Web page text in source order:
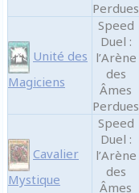
Perdues
Unité des
Magiciens
Speed
Duel :
l’Arène
des
Âmes
Perdues
Cavalier
Mystique
Speed
Duel :
l’Arène
des
Âmes